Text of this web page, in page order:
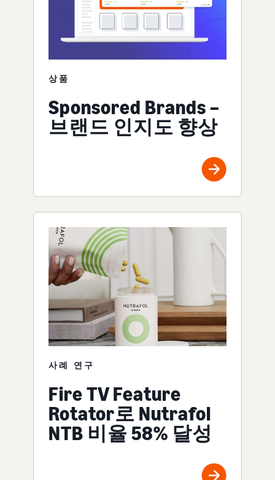
상품
Sponsored Brands –
브랜드 인지도 향상
사례 연구
Fire TV Feature
Rotator로 Nutrafol
NTB 비율 58% 달성